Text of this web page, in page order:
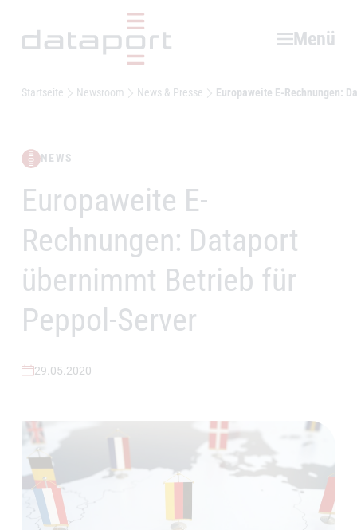
Menü
Startseite Newsroom News & Presse Europaweite E-Rechnungen:
NEWS
–
Europaweite E-
Rechnungen: Dataport
übernimmt Betrieb für
Peppol-Server
29.05.2020